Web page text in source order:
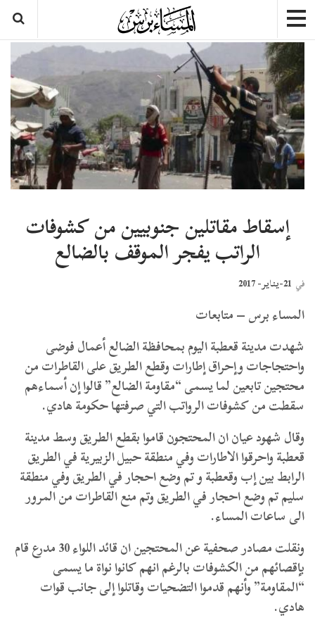
إسقاط مقاتلين جنوبيين من كشوفات
الراتب يفجر الموقف بالضالع
في 21-يناير- 2017
المساء برس – متابعات
شهدت مدينة قعطبة اليوم بمحافظة الضالع أعمال فوضى
واحتجاجات وإحراق إطارات وقطع الطريق على القاطرات من
محتجين تابعين لما يسمى “مقاومة الضالع” قالوا إن أسماءهم
سقطت من كشوفات الرواتب التي صرفتها حكومة هادي.
وقال شهود عيان ان المحتجون قاموا بقطع الطريق وسط مدينة
قعطبة واحرقوا الاطارات وفي منطقة حبيل الزبيرية في الطريق
الرابط بين إب وقعطبة و تم وضع احجار في الطريق وفي منطقة
سليم تم وضع احجار في الطريق وتم منع القاطرات من المرور
الى ساعات المساء.
ونقلت مصادر صحفية عن المحتجين ان قائد اللواء 30 مدرع قام
بإقصائهم من الكشوفات بالرغم انهم كانوا نواة ما يسمى
“المقاومة” وأنهم قدموا التضحيات وقاتلوا إلى جانب قوات
هادي.